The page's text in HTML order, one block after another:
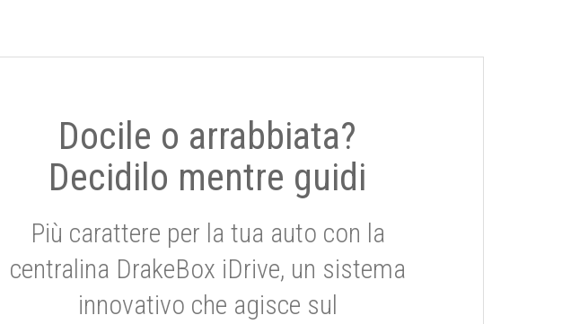
Docile o arrabbiata?
Decidilo mentre guidi
Più carattere per la tua auto con la
centralina DrakeBox iDrive, un sistema
innovativo che agisce sul